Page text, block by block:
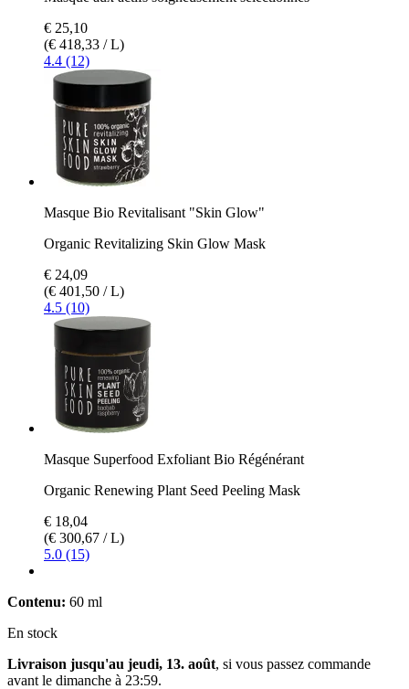
€ 25,10
(€ 418,33 / L)
4.4 (12)
Masque Bio Revitalisant "Skin Glow"
Organic Revitalizing Skin Glow Mask
€ 24,09
(€ 401,50 / L)
4.5 (10)
Masque Superfood Exfoliant Bio Régénérant
Organic Renewing Plant Seed Peeling Mask
€ 18,04
(€ 300,67 / L)
5.0 (15)
Contenu: 60 ml
En stock
Livraison jusqu'au jeudi, 13. août, si vous passez commande
avant le dimanche à 23:59.